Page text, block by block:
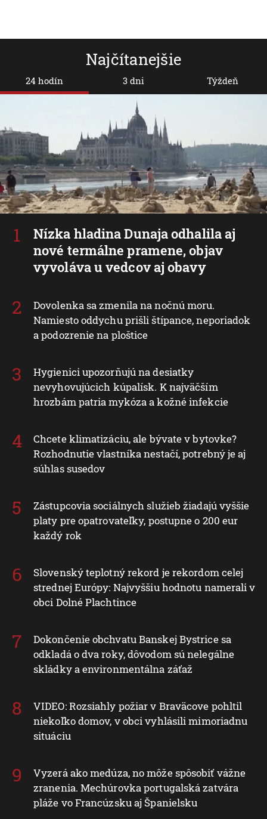
Najčítanejšie
24 hodín
Nízka hladina Dunaja odhalila aj
nové termálne pramene, objav
vyvoláva u vedcov aj obavy
Dovolenka sa zmenila na nočnú moru.
Namiesto oddychu prišli štípance, neporiadok
a podozrenie na ploštice
Hygienici upozorňujú na desiatky
nevyhovujúcich kúpalísk. K najväčším
hrozbám patria mykóza a kožné infekcie
Chcete klimatizáciu, ale bývate v bytovke?
Rozhodnutie vlastníka nestačí, potrebný je aj
súhlas susedov
Zástupcovia sociálnych služieb žiadajú vyššie
platy pre opatrovateľky, postupne o 200 eur
každý rok
Slovenský teplotný rekord je rekordom celej
strednej Európy: Najvyššiu hodnotu namerali v
obci Dolné Plachtince
Dokončenie obchvatu Banskej Bystrice sa
odkladá o dva roky, dôvodom sú nelegálne
skládky a environmentálna záťaž
VIDEO: Rozsiahly požiar v Braväcove pohltil
niekoľko domov, v obci vyhlásili mimoriadnu
situáciu
Vyzerá ako medúza, no môže spôsobiť vážne
zranenia. Mechúrovka portugalská zatvára
pláže vo Francúzsku aj Španielsku
3 dni Týždeň